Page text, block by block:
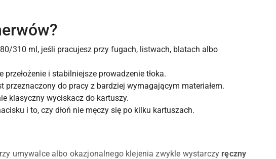
310 ml, jeśli pracujesz przy fugach, listwach, blatach albo
i stabilniejsze prowadzenie tłoka.
przeznaczony do pracy z bardziej wymagającym materiałem.
klasyczny wyciskacz do kartuszy.
i to, czy dłoń nie męczy się po kilku kartuszach.
umywalce albo okazjonalnego klejenia zwykle wystarczy ręczny